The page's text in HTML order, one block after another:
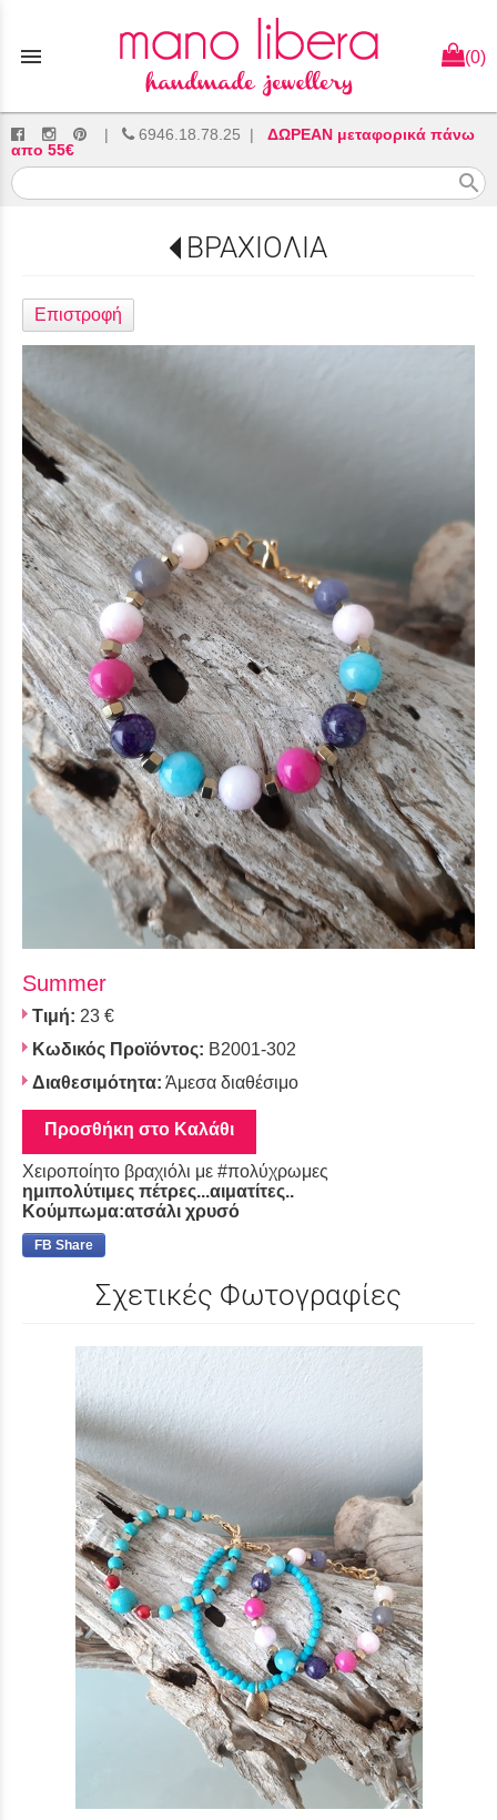
menu (0)
| 6946.18.78.25 | ΔΩΡΕΑΝ μεταφορικά πάνω
απο 55€
search
ΒΡΑΧΙΟΛΙΑ
Επιστροφή
Summer
Τιμή: 23 €
Κωδικός Προϊόντος: B2001-302
Διαθεσιμότητα: Άμεσα διαθέσιμο
Προσθήκη στο Καλάθι
Χειροποίητο βραχιόλι με #πολύχρωμες
ημιπολύτιμες πέτρες...αιματίτες..
Κούμπωμα:ατσάλι χρυσό
FB Share
Σχετικές Φωτογραφίες